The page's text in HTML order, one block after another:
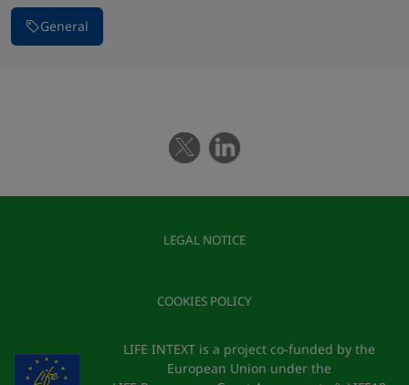
General
LIFE INTEXT is a project co-funded by the
European Union under the
LEGAL NOTICE
COOKIES POLICY